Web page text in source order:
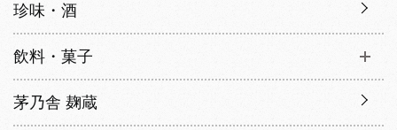
珍味・酒
飲料・菓子
茅乃舎 麹蔵